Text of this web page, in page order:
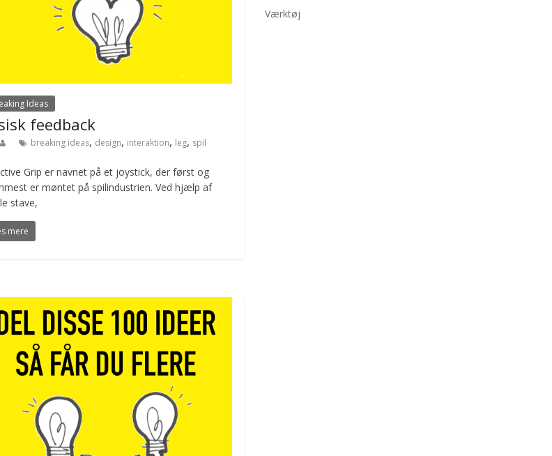
Ideas
feedback
breaking ideas, design, interaktion, leg, spil
Grip er navnet på et joystick, der først og
er møntet på spilindustrien. Ved hjælp af
stave,
mere
Værktøj